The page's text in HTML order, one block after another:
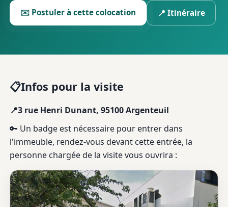
✉️ Postuler à cette colocation 📍 Itinéraire
📋Infos pour la visite
📍3 rue Henri Dunant, 95100 Argenteuil
🔑 Un badge est nécessaire pour entrer dans
l'immeuble, rendez-vous devant cette entrée, la
personne chargée de la visite vous ouvrira :